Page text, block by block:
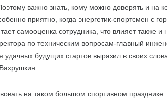
важно знать, кому можно доверять и на
приятно, когда энергетик-спортсмен с
самооценка сотрудника, что влияет
по техническим вопросам-главный
будущих стартов выразил в своих
на таком большом спортивном